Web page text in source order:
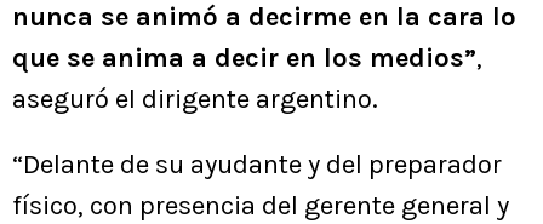
nunca se animó a decirme en la cara lo
que se anima a decir en los medios”,
aseguró el dirigente argentino.
“Delante de su ayudante y del preparador
físico, con presencia del gerente general y